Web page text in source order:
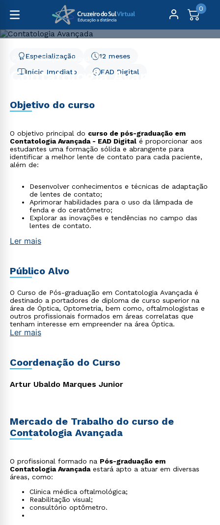
0
Pós-Graduação Saúde Contatologia Avançada
Contatologia Avançada
Início Imediato
12 meses
Especialização
EAD Digital
Objetivo do curso
O objetivo principal do curso de pós-graduação em
Contatologia Avançada - EAD Digital é proporcionar aos
estudantes uma formação sólida e abrangente para
identificar a melhor lente de contato para cada paciente,
além de:
Desenvolver conhecimentos e técnicas de adaptação
de lentes de contato;
Aprimorar habilidades para o uso da lâmpada de
fenda e do ceratômetro;
Explorar as inovações e tendências no campo das
lentes de contato.
Ler mais
Público Alvo
O Curso de Pós-graduação em Contatologia Avançada é
destinado a portadores de diploma de curso superior na
área de Óptica, Optometria, bem como, oftalmologistas e
outros profissionais formados em áreas correlatas que
tenham interesse em empreender na área Óptica.
Ler mais
Coordenação do Curso
Artur Ubaldo Marques Junior
Mercado de Trabalho do curso de
Contatologia Avançada
O profissional formado na Pós-graduação em
Contatologia Avançadaestará apto a atuar em diversas
áreas, como:
Clinica médica oftalmológica;
Reabilitação visual;
consultório optômetro.